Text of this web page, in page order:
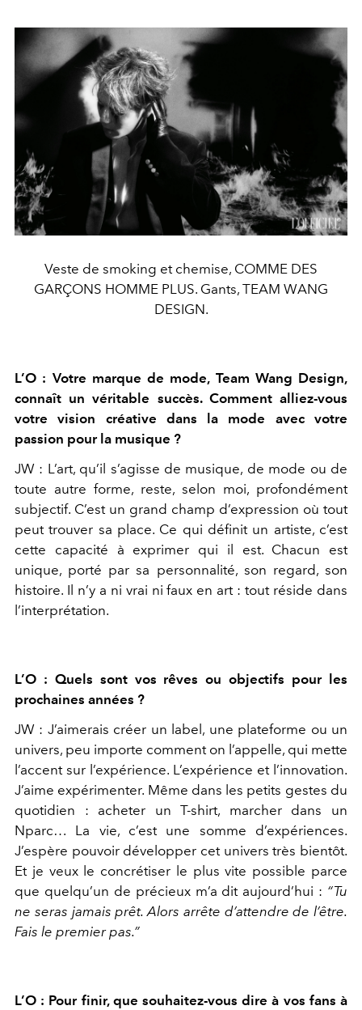
Veste de smoking et chemise, COMME DES
GARÇONS HOMME PLUS. Gants, TEAM WANG
DESIGN.
L’O : Votre marque de mode, Team Wang Design,
connaît un véritable succès. Comment alliez-vous
votre vision créative dans la mode avec votre
passion pour la musique ?
JW : L’art, qu’il s’agisse de musique, de mode ou de
toute autre forme, reste, selon moi, profondément
subjectif. C’est un grand champ d’expression où tout
peut trouver sa place. Ce qui définit un artiste, c’est
cette capacité à exprimer qui il est. Chacun est
unique, porté par sa personnalité, son regard, son
histoire. Il n’y a ni vrai ni faux en art : tout réside dans
l’interprétation.
L’O : Quels sont vos rêves ou objectifs pour les
prochaines années ?
JW : J’aimerais créer un label, une plateforme ou un
univers, peu importe comment on l’appelle, qui mette
l’accent sur l’expérience. L’expérience et l’innovation.
J’aime expérimenter. Même dans les petits gestes du
quotidien : acheter un T-shirt, marcher dans un
Nparc… La vie, c’est une somme d’expériences.
J’espère pouvoir déve lopper cet univers très bientôt.
Et je veux le concrétiser le plus vite possible parce
que quelqu’un de précieux m’a dit aujourd’hui : “Tu
ne seras jamais prêt. Alors arrête d’attendre de l’être.
Fais le premier pas.”
L’O : Pour finir, que souhaitez-vous dire à vos fans à